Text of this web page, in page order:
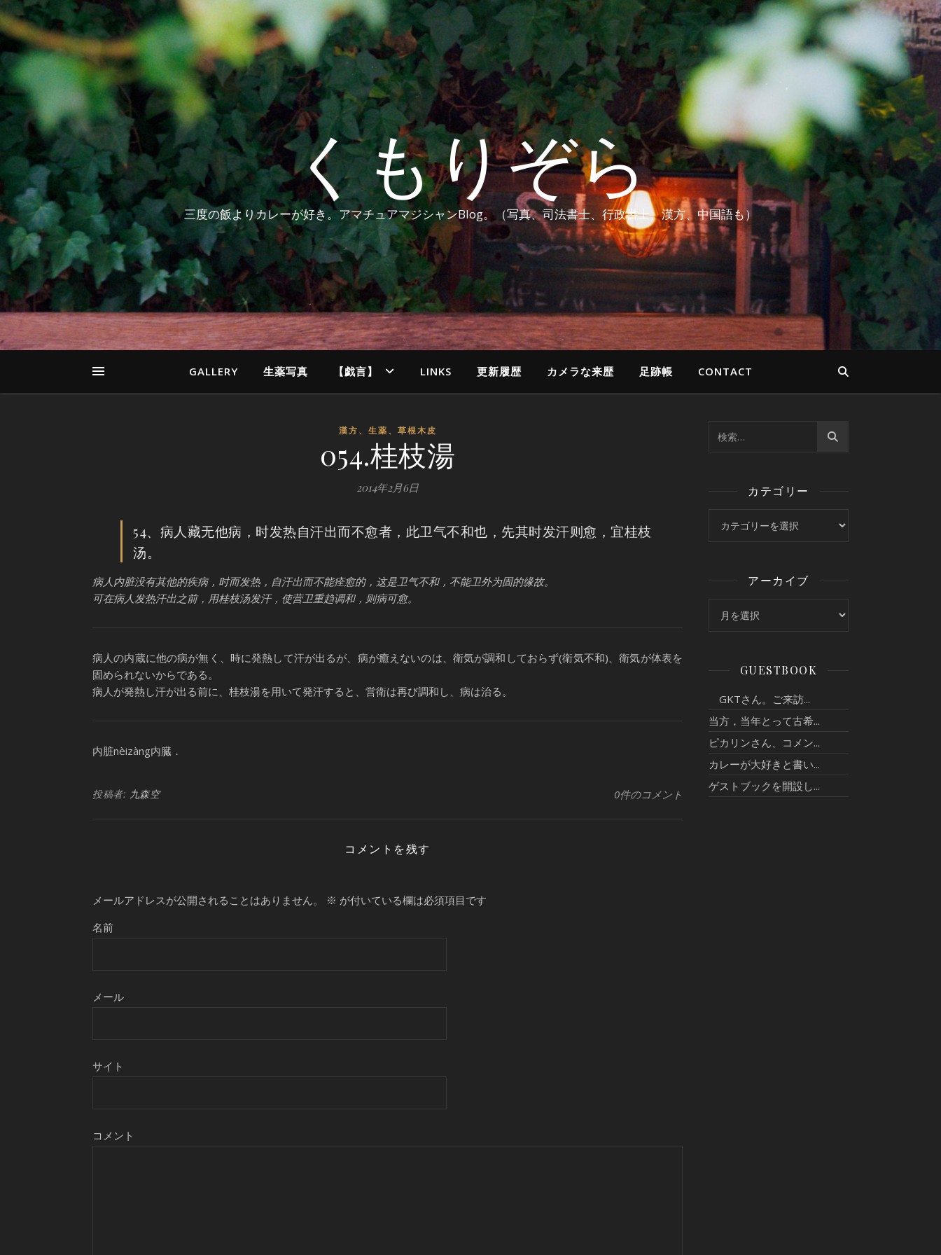
くもりぞら
三度の飯よりカレーが好き。アマチュアマジシャンBlog。（写真、司法書士、行政書士、漢方、中国語も）
GALLERY 生薬写真 【戯言】 LINKS 更新履歴 カメラな来歴 足跡帳 CONTACT
漢方、生薬、草根木皮
054.桂枝湯
2014年2月6日
54、病人藏无他病，时发热自汗出而不愈者，此卫气不和也，先其时发汗则愈，宜桂枝
汤。
病人内脏没有其他的疾病，时而发热，自汗出而不能痊愈的，这是卫气不和，不能卫外为固的缘故。
可在病人发热汗出之前，用桂枝汤发汗，使营卫重趋调和，则病可愈。
病人の内蔵に他の病が無く、時に発熱して汗が出るが、病が癒えないのは、衛気が調和しておらず(衛気不和)、衛気が体表を
固められないからである。
病人が発熱し汗が出る前に、桂枝湯を用いて発汗すると、営衛は再び調和し、病は治る。
内脏nèizàng内臓．
投稿者: 九森空 0件のコメント
コメントを残す
メールアドレスが公開されることはありません。 ※ が付いている欄は必須項目です
名前
メール
サイト
コメント
カテゴリー
アーカイブ
GUESTBOOK
GKTさん。ご来訪...
当方，当年とって古希...
ピカリンさん、コメン...
カレーが大好きと書い...
ゲストブックを開設し...